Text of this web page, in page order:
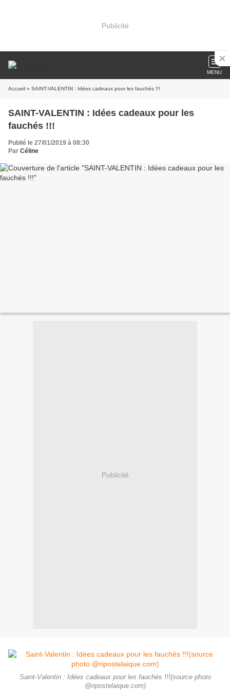
Publicité
MENU
Accueil » SAINT-VALENTIN : Idées cadeaux pour les fauchés !!!
SAINT-VALENTIN : Idées cadeaux pour les
fauchés !!!
Publié le 27/01/2019 à 08:30
Par Céline
Publicité
Saint-Valentin : Idées cadeaux pour les fauchés !!!(source photo
@ripostelaique.com)